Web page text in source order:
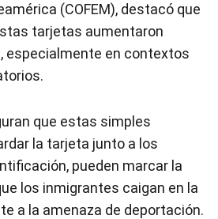
(COFEM), destacó que
tarjetas aumentaron
especialmente en contextos
que estas simples
la tarjeta junto a los
pueden marcar la
los inmigrantes caigan en la
a la amenaza de deportación.